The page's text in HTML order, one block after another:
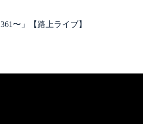
〜」【路上ライブ】